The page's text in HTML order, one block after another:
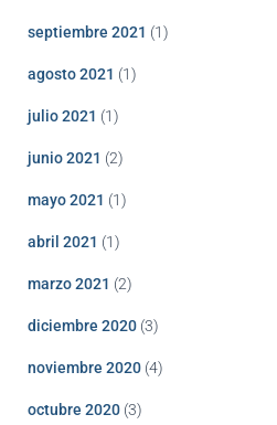
septiembre 2021 (1)
agosto 2021 (1)
julio 2021 (1)
junio 2021 (2)
mayo 2021 (1)
abril 2021 (1)
marzo 2021 (2)
diciembre 2020 (3)
noviembre 2020 (4)
octubre 2020 (3)